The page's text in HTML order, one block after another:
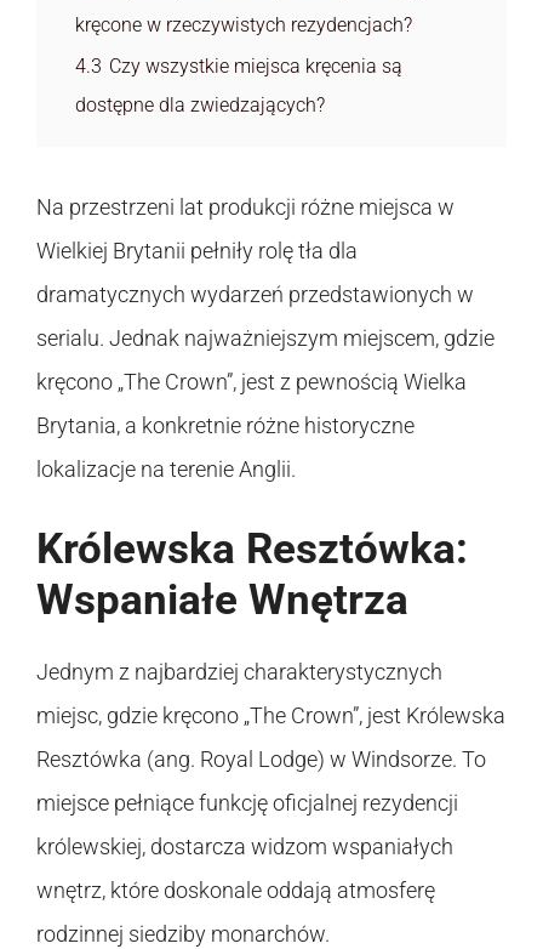
kręcone w rzeczywistych rezydencjach?
4.3 Czy wszystkie miejsca kręcenia są
dostępne dla zwiedzających?
Na przestrzeni lat produkcji różne miejsca w
Wielkiej Brytanii pełniły rolę tła dla
dramatycznych wydarzeń przedstawionych w
serialu. Jednak najważniejszym miejscem, gdzie
kręcono „The Crown”, jest z pewnością Wielka
Brytania, a konkretnie różne historyczne
lokalizacje na terenie Anglii.
Królewska Resztówka:
Wspaniałe Wnętrza
Jednym z najbardziej charakterystycznych
miejsc, gdzie kręcono „The Crown”, jest Królewska
Resztówka (ang. Royal Lodge) w Windsorze. To
miejsce pełniące funkcję oficjalnej rezydencji
królewskiej, dostarcza widzom wspaniałych
wnętrz, które doskonale oddają atmosferę
rodzinnej siedziby monarchów.